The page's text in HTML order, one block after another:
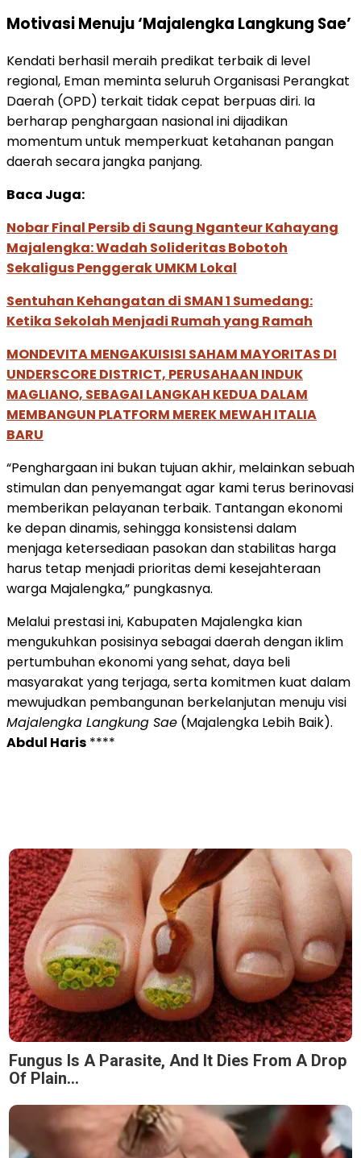
Motivasi Menuju ‘Majalengka Langkung Sae’
Kendati berhasil meraih predikat terbaik di level
regional, Eman meminta seluruh Organisasi Perangkat
Daerah (OPD) terkait tidak cepat berpuas diri. Ia
berharap penghargaan nasional ini dijadikan
momentum untuk memperkuat ketahanan pangan
daerah secara jangka panjang.
Baca Juga:
Nobar Final Persib di Saung Nganteur Kahayang
Majalengka: Wadah Solideritas Bobotoh
Sekaligus Penggerak UMKM Lokal
Sentuhan Kehangatan di SMAN 1 Sumedang:
Ketika Sekolah Menjadi Rumah yang Ramah
MONDEVITA MENGAKUISISI SAHAM MAYORITAS DI
UNDERSCORE DISTRICT, PERUSAHAAN INDUK
MAGLIANO, SEBAGAI LANGKAH KEDUA DALAM
MEMBANGUN PLATFORM MEREK MEWAH ITALIA
BARU
“Penghargaan ini bukan tujuan akhir, melainkan sebuah
stimulan dan penyemangat agar kami terus berinovasi
memberikan pelayanan terbaik. Tantangan ekonomi
ke depan dinamis, sehingga konsistensi dalam
menjaga ketersediaan pasokan dan stabilitas harga
harus tetap menjadi prioritas demi kesejahteraan
warga Majalengka,” pungkasnya.
Melalui prestasi ini, Kabupaten Majalengka kian
mengukuhkan posisinya sebagai daerah dengan iklim
pertumbuhan ekonomi yang sehat, daya beli
masyarakat yang terjaga, serta komitmen kuat dalam
mewujudkan pembangunan berkelanjutan menuju visi
Majalengka Langkung Sae (Majalengka Lebih Baik).
Abdul Haris ****
Fungus Is A Parasite, And It Dies From A Drop
Of Plain...